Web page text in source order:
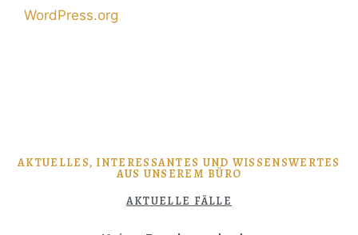
WordPress.org
AKTUELLES, INTERESSANTES UND WISSENSWERTES
AUS UNSEREM BÜRO
AKTUELLE FÄLLE